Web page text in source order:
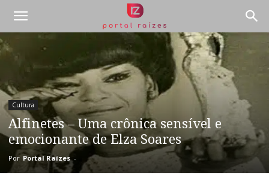
Cultura
Alfinetes – Uma crônica sensível e
emocionante de Elza Soares
Por Portal Raízes -